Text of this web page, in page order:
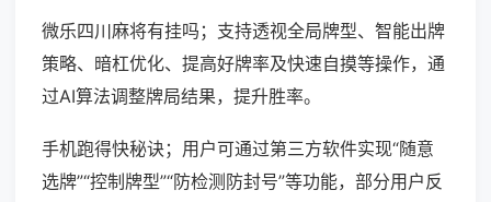
微乐四川麻将有挂吗；支持透视全局牌型、智能出牌
策略、暗杠优化、提高好牌率及快速自摸等操作，通
过AI算法调整牌局结果，提升胜率。
手机跑得快秘诀；用户可通过第三方软件实现“随意
选牌”“控制牌型”“防检测防封号”等功能，部分用户反